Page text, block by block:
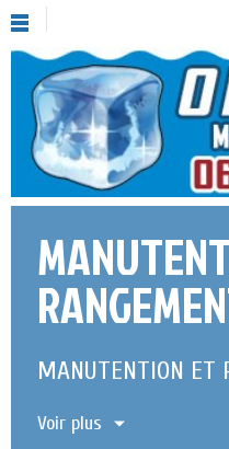
MANUTENTION ET
Voir plus